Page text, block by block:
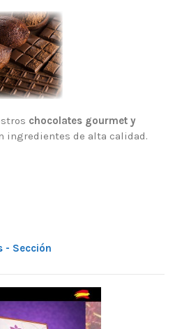
chocolates gourmet y
ingredientes de alta calidad.
- Sección